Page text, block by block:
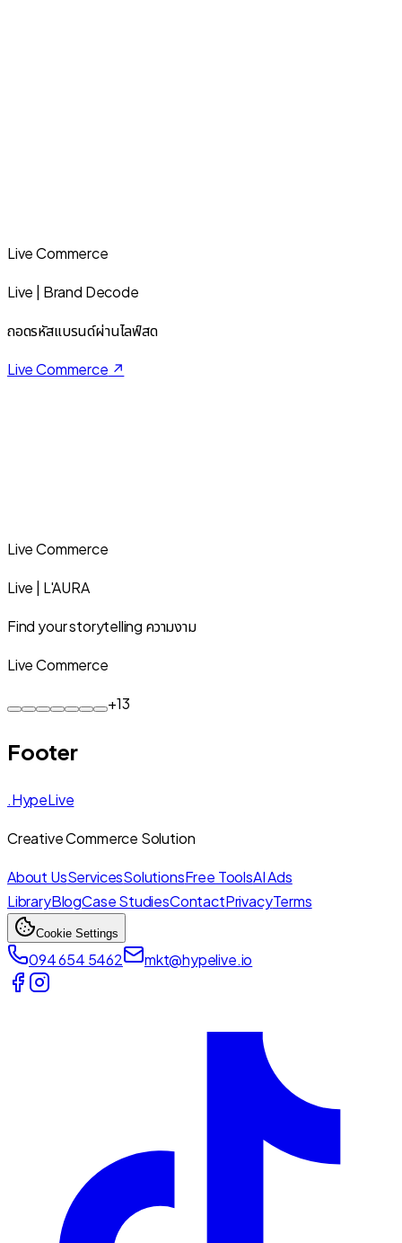
Live Commerce
Live | Brand Decode
ถอดรหัสแบรนด์ผ่านไลฟ์สด
Live Commerce ↗
Live Commerce
Live | L'AURA
Find your storytelling ความงาม
Live Commerce
+13
Footer
.HypeLive
Creative Commerce Solution
About UsServicesSolutionsFree ToolsAI Ads
LibraryBlogCase StudiesContactPrivacyTerms
Cookie Settings
094 654 5462 mkt@hypelive.io